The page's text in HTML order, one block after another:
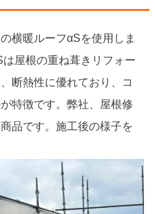
横暖ルーフαSを使用しま
屋根の重ね葺きリフォー
断熱性に優れており、コ
特徴です。弊社、屋根修
品です。施工後の様子を